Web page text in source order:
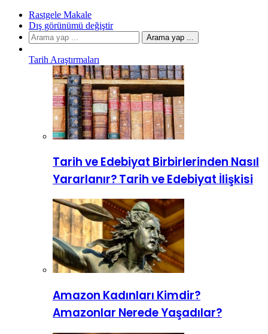
Rastgele Makale
Dış görünümü değiştir
Arama yap ...
Tarih Araştırmaları
Tarih ve Edebiyat Birbirlerinden Nasıl
Yararlanır? Tarih ve Edebiyat İlişkisi
Amazon Kadınları Kimdir?
Amazonlar Nerede Yaşadılar?